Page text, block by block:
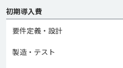
初期導入費
要件定義・設計
製造・テスト